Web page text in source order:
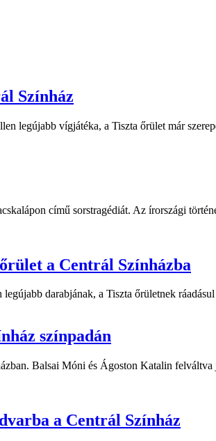
Színház
legújabb vígjátéka, a Tiszta őrület már
című sorstragédiát. Az írországi
a Centrál Színházba
darabjának, a Tiszta őrületnek
színpadán
Balsai Móni és Ágoston Katalin
a Centrál Színház